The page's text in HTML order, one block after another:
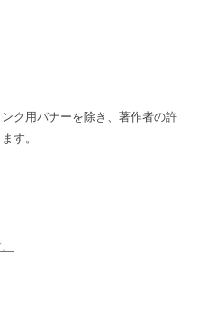
ク用バナーを除き、著作者の許
す。